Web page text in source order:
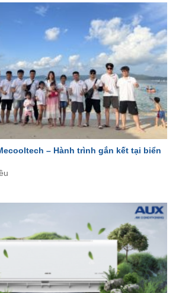
– Hành trình gắn kết tại biển